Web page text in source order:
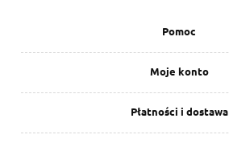
Pomoc
Moje konto
Płatności i dostawa